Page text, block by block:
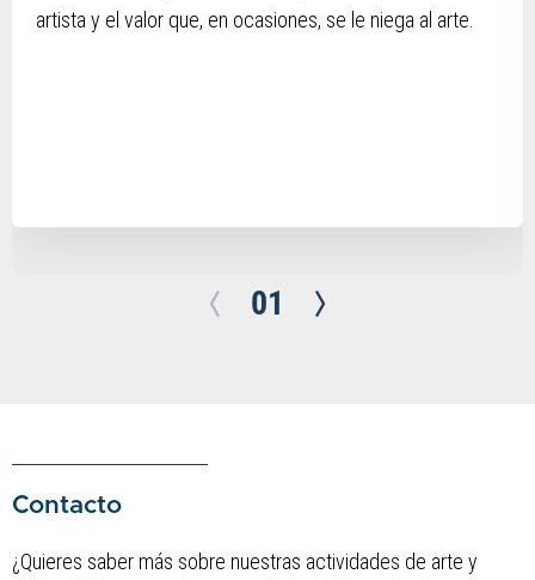
artista y el valor que, en ocasiones, se le niega al arte.
01
Contacto
¿Quieres saber más sobre nuestras actividades de arte y